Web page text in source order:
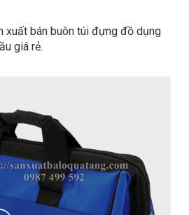
xuất bán buôn túi đựng đồ dụng
giá rẻ.